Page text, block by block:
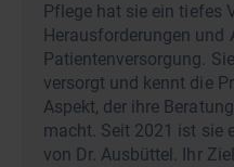
Pflege hat sie ein tiefes
Herausforderungen und
Patientenversorgung.
versorgt und kennt die
Aspekt, der ihre
macht. Seit 2021 ist sie
von Dr. Ausbüttel. Ihr